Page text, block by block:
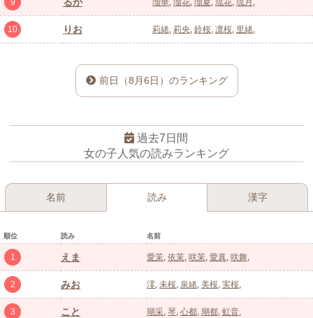
10 りお 莉緒 莉央 鈴桜 凛桜 里緒
前日（8月6日）のランキング
過去7日間
女の子人気の読みランキング
名前 読み 漢字
順位 読み 名前
1 えま 愛茉 依茉 咲茉 愛真 咲舞
2 みお 澪 未桜 泉緒 美桜 実桜
3 こと 瑚采 琴 心都 瑚都 虹音